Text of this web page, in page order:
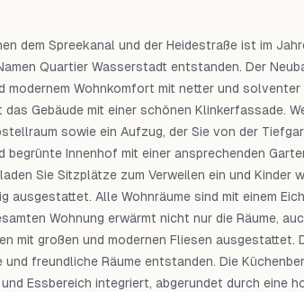
dem Spreekanal und der Heidestraße ist im
Quartier Wasserstadt entstanden. Der
modernem Wohnkomfort mit netter und
Gebäude mit einer schönen Klinkerfassade.
sowie ein Aufzug, der Sie von der
Innenhof mit einer ansprechenden
Sie Sitzplätze zum Verweilen ein und Kinder
ausgestattet. Alle Wohnräume sind mit einem
Wohnung erwärmt nicht nur die Räume,
mit großen und modernen Fliesen
freundliche Räume entstanden. Die
Essbereich integriert, abgerundet durch eine